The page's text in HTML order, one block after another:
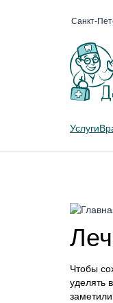
Санкт-
Услуги
Чтобы
уделять